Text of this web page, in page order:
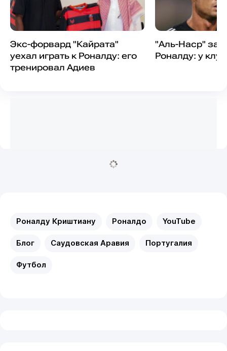
Экс-форвард "Кайрата"
уехал играть к Роналду: его
тренировал Адиев
"Аль-Наср"
Роналду: у
Роналду Криштиану Роналдо YouTube
Блог Саудовская Аравия Португалия
Футбол